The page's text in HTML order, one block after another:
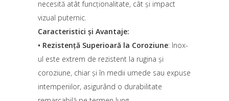
necesită atât funcționalitate, cât și impact
vizual puternic.
Caracteristici și Avantaje:
• Rezistență Superioară la Coroziune: Inox-
ul este extrem de rezistent la rugina și
coroziune, chiar și în medii umede sau expuse
intemperiilor, asigurând o durabilitate